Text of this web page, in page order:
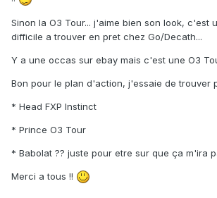
Sinon la O3 Tour... j'aime bien son look, c'est
difficile a trouver en pret chez Go/Decath...
Y a une occas sur ebay mais c'est une O3
Bon pour le plan d'action, j'essaie de trouver
* Head FXP Instinct
* Prince O3 Tour
* Babolat ?? juste pour etre sur que ça m'ira
Merci a tous !!